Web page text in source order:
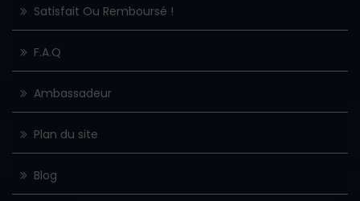
Satisfait Ou Remboursé !
F.A.Q
Ambassadeur
Plan du site
Blog